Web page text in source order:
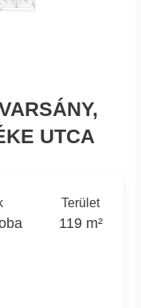
UTCA
Terület
119 m²